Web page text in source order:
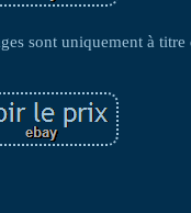
sont uniquement à titre